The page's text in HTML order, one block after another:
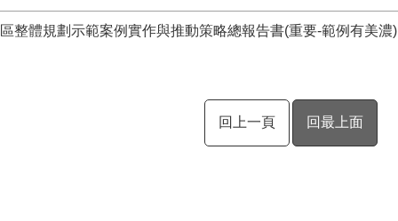
整體規劃示範案例實作與推動策略總報告書(重要-範例有美濃)
回上一頁 回最上面